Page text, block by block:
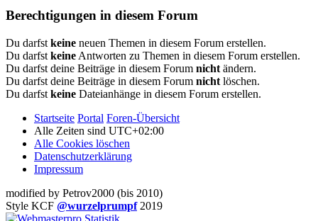
Berechtigungen in diesem Forum
Du darfst keine neuen Themen in diesem Forum erstellen.
Du darfst keine Antworten zu Themen in diesem Forum erstellen.
Du darfst deine Beiträge in diesem Forum nicht ändern.
Du darfst deine Beiträge in diesem Forum nicht löschen.
Du darfst keine Dateianhänge in diesem Forum erstellen.
Startseite Portal Foren-Übersicht
Alle Zeiten sind UTC+02:00
Alle Cookies löschen
Datenschutzerklärung
Impressum
modified by Petrov2000 (bis 2010)
Style KCF @wurzelprumpf2019